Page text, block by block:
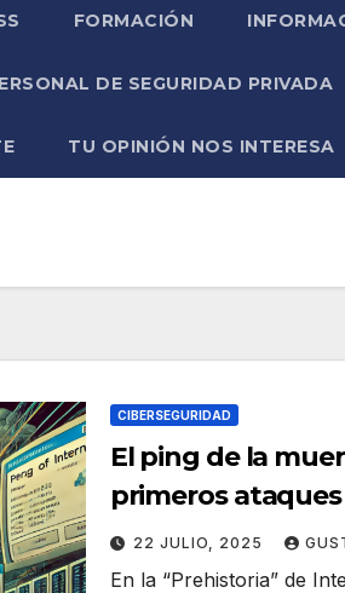
FORMACIÓN
DE SEGURIDAD PRIVADA
TU OPINIÓN NOS INTERESA
CIBERSEGURIDAD
El ping de la
primeros
Internet
22 JULIO, 2025
En la “Prehistoria” de